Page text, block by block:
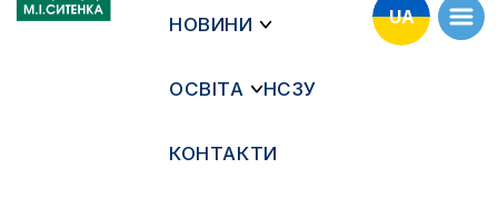
НОВИНИ
ОСВІТА НСЗУ
КОНТАКТИ
UA